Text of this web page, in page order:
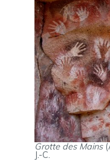
Grotte des Mains
J.-C.
musée
Contact
Emplacement
Español
English
Català